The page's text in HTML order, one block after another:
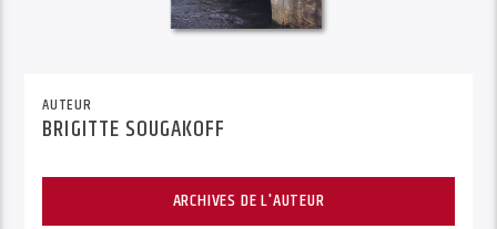
AUTEUR
BRIGITTE SOUGAKOFF
ARCHIVES DE L'AUTEUR